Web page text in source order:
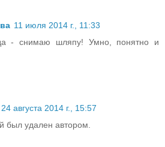
11 июля 2014 г., 11:33
- снимаю шляпу! Умно, понятно и
24 августа 2014 г., 15:57
был удален автором.